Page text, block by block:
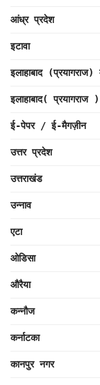
आंध्र प्रदेश
इटावा
इलाहाबाद
इलाहाबाद( प्रयागराज )
ई-पेपर / ई-मैगज़ीन
उत्तर प्रदेश
उत्तराखंड
उन्नाव
एटा
ओडिसा
औरैया
कन्नौज
कर्नाटका
कानपुर नगर